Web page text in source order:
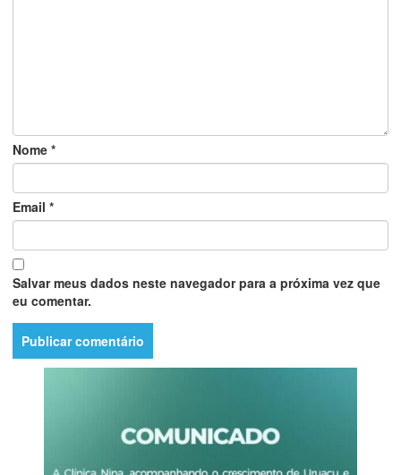
Nome *
Email *
Salvar meus dados neste navegador para a próxima vez que
eu comentar.